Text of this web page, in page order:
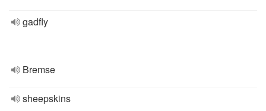
gadfly
Bremse
sheepskins